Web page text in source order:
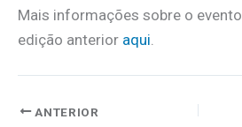
Mais informações sobre o evento
edição anterior aqui.
ANTERIOR